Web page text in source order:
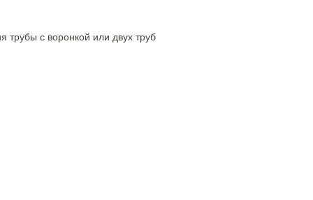
трубы с воронкой или двух труб